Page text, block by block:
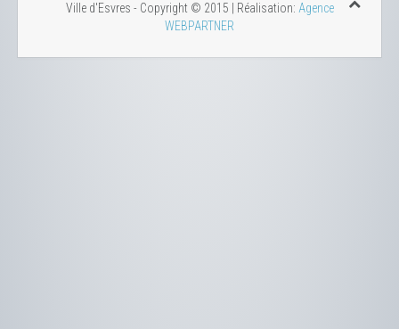
Ville d'Esvres - Copyright © 2015 | Réalisation: Agence
WEBPARTNER